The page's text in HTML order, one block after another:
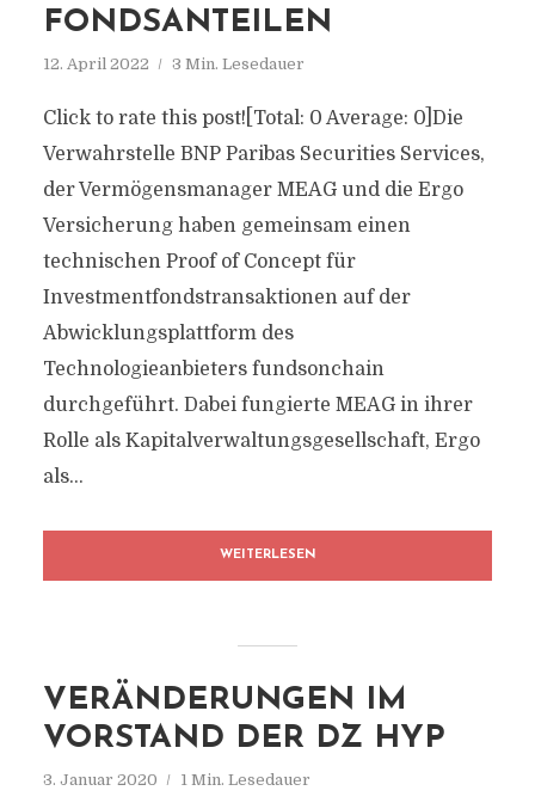
FONDSANTEILEN
12. April 2022 3 Min. Lesedauer
Click to rate this post![Total: 0 Average: 0]Die
Verwahrstelle BNP Paribas Securities Services,
der Vermögensmanager MEAG und die Ergo
Versicherung haben gemeinsam einen
technischen Proof of Concept für
Investmentfondstransaktionen auf der
Abwicklungsplattform des
Technologieanbieters fundsonchain
durchgeführt. Dabei fungierte MEAG in ihrer
Rolle als Kapitalverwaltungsgesellschaft, Ergo
als...
WEITERLESEN
VERÄNDERUNGEN IM
VORSTAND DER DZ HYP
3. Januar 2020 1 Min. Lesedauer